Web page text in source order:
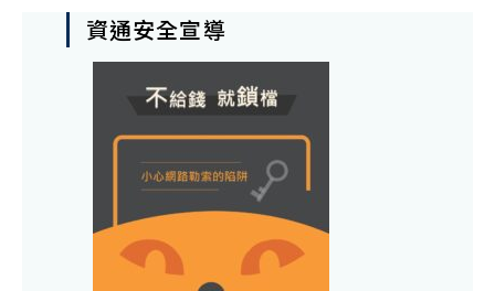
資通安全宣導